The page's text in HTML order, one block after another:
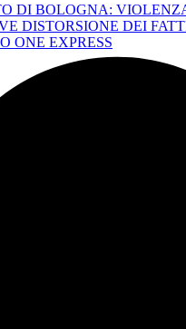
DI BOLOGNA:
DISTORSIONE DEI
ONE EXPRESS